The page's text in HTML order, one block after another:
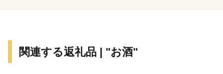
関連する返礼品 | "お酒"